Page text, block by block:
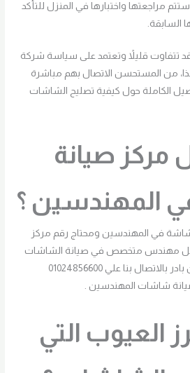
مراجعتها واختبارها في المنزل للتأكد
السابقة.
تتفاوت قليلاً وتعتمد على سياسة شركة
من المستحسن الاتصال بهم مباشرة
الكاملة حول كيفية تصليح الشاشات
مركز صيانة
المهندسين ؟
في المهندسين ومحتاج رقم مركز
مهندس متخصص في صيانة الشاشات
لتصليح الشاشة المهندسين بادر بالاتصال بنا علي 01024856600
شاشات المهندسين .
العيوب التي